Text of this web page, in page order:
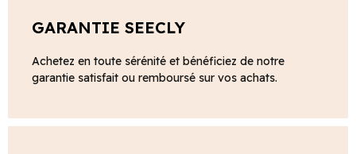
GARANTIE SEECLY
Achetez en toute sérénité et bénéficiez de notre
garantie satisfait ou remboursé sur vos achats.